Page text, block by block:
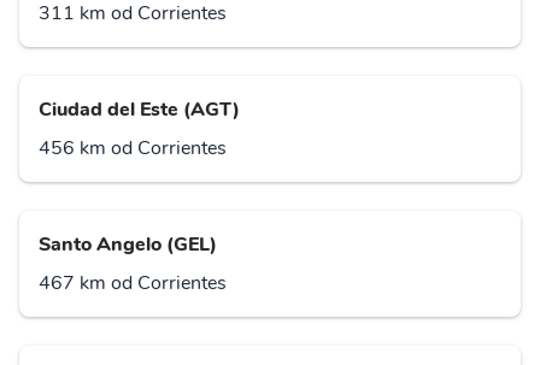
311 km od Corrientes
Ciudad del Este (AGT)
456 km od Corrientes
Santo Angelo (GEL)
467 km od Corrientes